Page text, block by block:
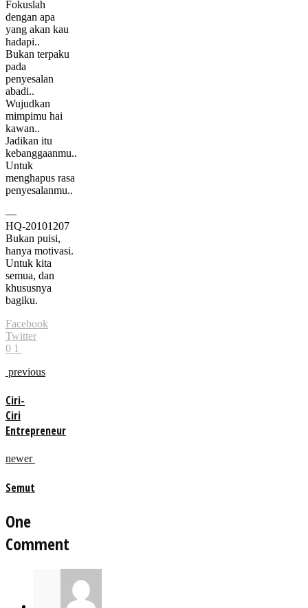
Fokuslah
dengan apa
yang akan kau
hadapi..
Bukan terpaku
pada
penyesalan
abadi..
Wujudkan
mimpimu hai
kawan..
Jadikan itu
kebanggaanmu..
Untuk
menghapus rasa
penyesalanmu..
—
HQ-20101207
Bukan puisi,
hanya motivasi.
Untuk kita
semua, dan
khususnya
bagiku.
Facebook
Twitter
0 1
previous
Ciri-
Ciri
Entrepreneur
newer
Semut
One
Comment